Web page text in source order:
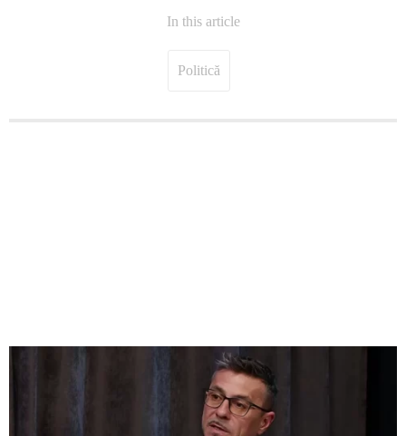
In this article
Politică